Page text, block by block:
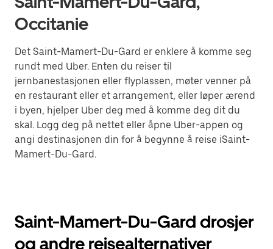
Occitanie
Det Saint-Mamert-Du-Gard er enklere å komme seg
rundt med Uber. Enten du reiser til
jernbanestasjonen eller flyplassen, møter venner på
en restaurant eller et arrangement, eller løper ærend
i byen, hjelper Uber deg med å komme deg dit du
skal. Logg deg på nettet eller åpne Uber-appen og
angi destinasjonen din for å begynne å reise iSaint-
Mamert-Du-Gard.
Saint-Mamert-Du-Gard drosjer
og andre reisealternativer